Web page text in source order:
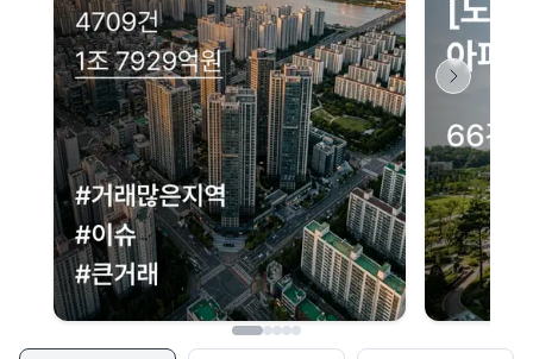
네이버 지도 연결 안내
현재 네이버 지도 연결이 원활하지 않아 지도를 불러올 수 없습니다.
이용에 불편을 드려 죄송합니다.
다시 시도